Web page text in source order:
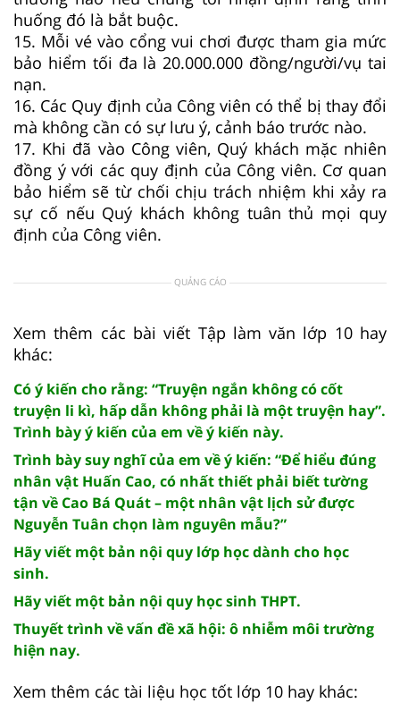
huống đó là bắt buộc.
15. Mỗi vé vào cổng vui chơi được tham gia mức
bảo hiểm tối đa là 20.000.000 đồng/người/vụ tai
nạn.
16. Các Quy định của Công viên có thể bị thay đổi
mà không cần có sự lưu ý, cảnh báo trước nào.
17. Khi đã vào Công viên, Quý khách mặc nhiên
đồng ý với các quy định của Công viên. Cơ quan
bảo hiểm sẽ từ chối chịu trách nhiệm khi xảy ra
sự cố nếu Quý khách không tuân thủ mọi quy
định của Công viên.
QUẢNG CÁO
Xem thêm các bài viết Tập làm văn lớp 10 hay
khác:
Có ý kiến cho rằng: “Truyện ngắn không có cốt
truyện li kì, hấp dẫn không phải là một truyện hay”.
Trình bày ý kiến của em về ý kiến này.
Trình bày suy nghĩ của em về ý kiến: “Để hiểu đúng
nhân vật Huấn Cao, có nhất thiết phải biết tường
tận về Cao Bá Quát – một nhân vật lịch sử được
Nguyễn Tuân chọn làm nguyên mẫu?”
Hãy viết một bản nội quy lớp học dành cho học
sinh.
Hãy viết một bản nội quy học sinh THPT.
Thuyết trình về vấn đề xã hội: ô nhiễm môi trường
hiện nay.
Xem thêm các tài liệu học tốt lớp 10 hay khác: